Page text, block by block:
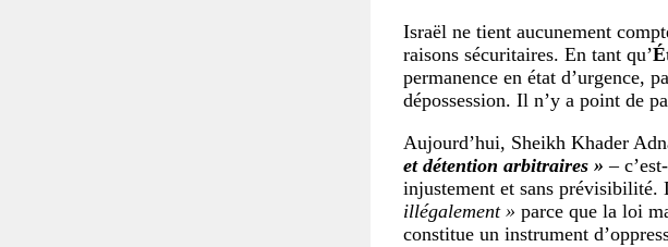
Israël ne tient aucunement
raisons sécuritaires. En tant qu’
permanence en état d’urgence,
dépossession. Il n’y a point de
Aujourd’hui, Sheikh Khader
et détention arbitraires » –
injustement et sans prévisibilité.
illégalement » parce que la loi
constitue un instrument